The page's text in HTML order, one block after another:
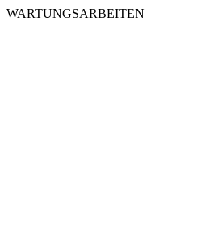
WARTUNGSARBEITEN